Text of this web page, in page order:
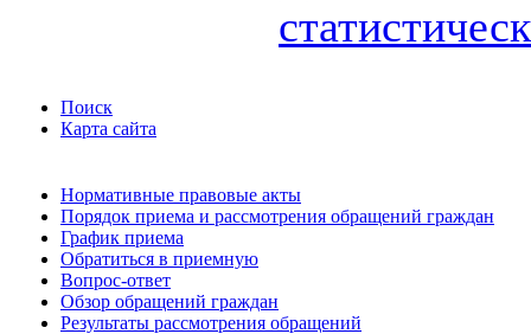
Поиск
Карта сайта
Нормативные правовые акты
Порядок приема и рассмотрения обращений граждан
График приема
Обратиться в приемную
Вопрос-ответ
Обзор обращений граждан
Результаты рассмотрения обращений